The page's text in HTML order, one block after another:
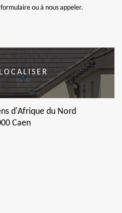
ou à nous appeler.
d'Afrique du Nord
Caen